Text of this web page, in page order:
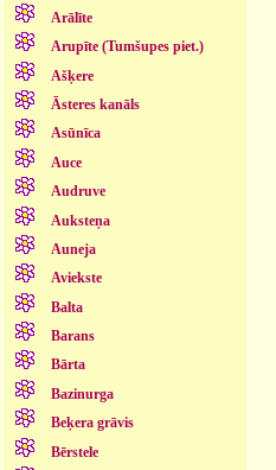
Arālīte
Arupīte (Tumšupes piet.)
Ašķere
Āsteres kanāls
Asūnīca
Auce
Audruve
Auksteņa
Auneja
Aviekste
Balta
Barans
Bārta
Bazinurga
Beķera grāvis
Bērstele